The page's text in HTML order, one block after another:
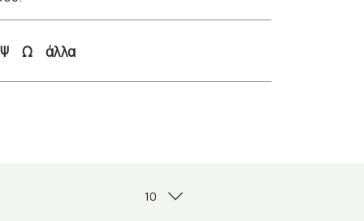
Ψ Ω άλλα